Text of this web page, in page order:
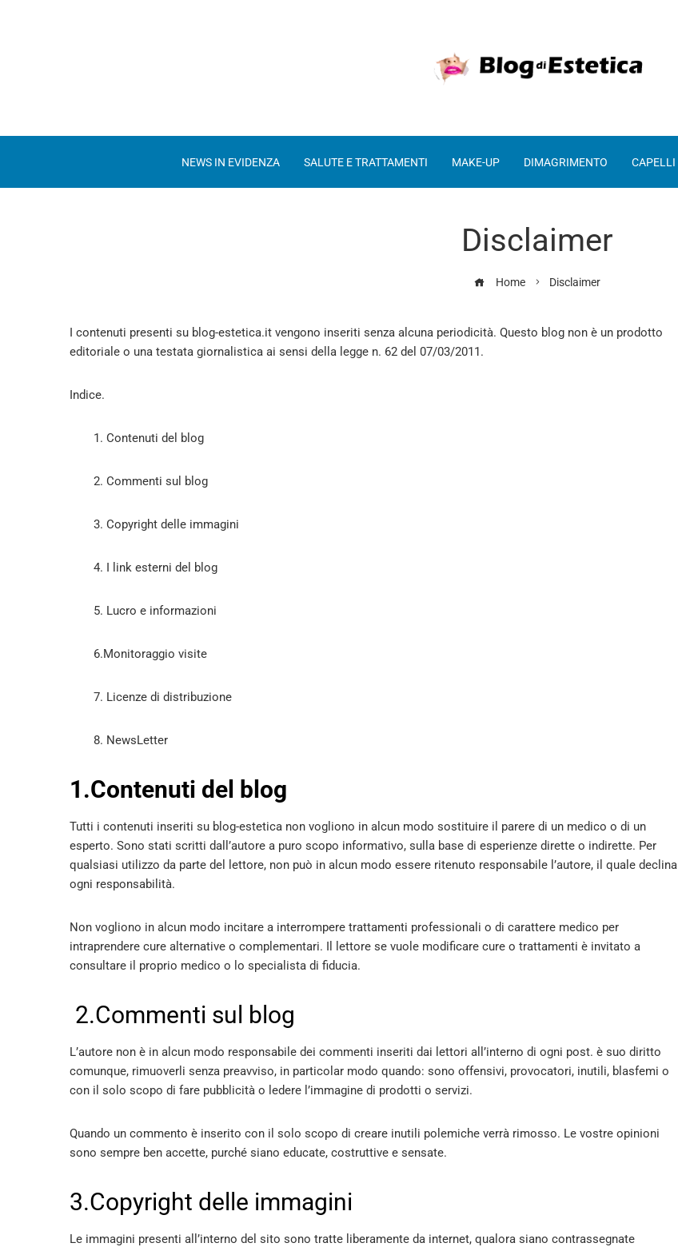
NEWS IN EVIDENZA SALUTE E TRATTAMENTI MAKE-UP DIMAGRIMENTO CAPELLI
Disclaimer
Home Disclaimer
I contenuti presenti su blog-estetica.it vengono inseriti senza alcuna periodicità. Questo blog non è un prodotto
editoriale o una testata giornalistica ai sensi della legge n. 62 del 07/03/2011.
Indice.
1. Contenuti del blog
2. Commenti sul blog
3. Copyright delle immagini
4. I link esterni del blog
5. Lucro e informazioni
6.Monitoraggio visite
7. Licenze di distribuzione
8. NewsLetter
1.Contenuti del blog
Tutti i contenuti inseriti su blog-estetica non vogliono in alcun modo sostituire il parere di un medico o di un
esperto. Sono stati scritti dall’autore a puro scopo informativo, sulla base di esperienze dirette o indirette. Per
qualsiasi utilizzo da parte del lettore, non può in alcun modo essere ritenuto responsabile l’autore, il quale declina
ogni responsabilità.
Non vogliono in alcun modo incitare a interrompere trattamenti professionali o di carattere medico per
intraprendere cure alternative o complementari. Il lettore se vuole modificare cure o trattamenti è invitato a
consultare il proprio medico o lo specialista di fiducia.
2.Commenti sul blog
L’autore non è in alcun modo responsabile dei commenti inseriti dai lettori all’interno di ogni post. è suo diritto
comunque, rimuoverli senza preavviso, in particolar modo quando: sono offensivi, provocatori, inutili, blasfemi o
con il solo scopo di fare pubblicità o ledere l’immagine di prodotti o servizi.
Quando un commento è inserito con il solo scopo di creare inutili polemiche verrà rimosso. Le vostre opinioni
sono sempre ben accette, purché siano educate, costruttive e sensate.
3.Copyright delle immagini
Le immagini presenti all’interno del sito sono tratte liberamente da internet, qualora siano contrassegnate